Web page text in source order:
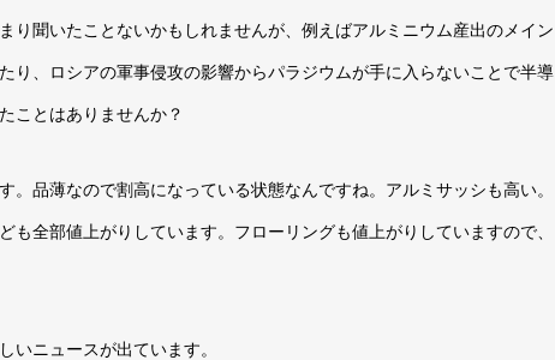
り聞いたことないかもしれませんが、例えばアルミニウム産出のメイン
り、ロシアの軍事侵攻の影響からパラジウムが手に入らないことで半導
ことはありませんか？
品薄なので割高になっている状態なんですね。アルミサッシも高い。
全部値上がりしています。フローリングも値上がりしていますので、
いニュースが出ています。